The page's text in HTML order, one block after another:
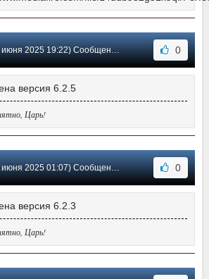
2025 19:22) Сообщение #10 0
версия 6.2.5
Царь!
2025 01:07) Сообщение #9 0
версия 6.2.3
Царь!